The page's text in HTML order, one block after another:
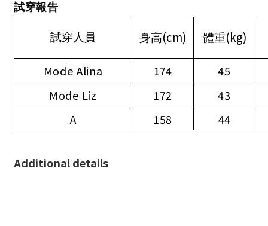
試穿報告
試穿人員 身高(cm) 體重(kg)
Mode Alina 174
45
Mode Liz
172
43
A
158 44
Additional details